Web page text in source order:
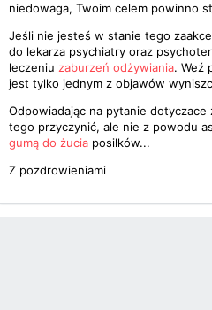
niedowaga, Twoim celem powinno
Jeśli nie jesteś w stanie tego
do lekarza psychiatry oraz
leczeniu zaburzeń odżywiania. Weź
jest tylko jednym z objawów
Odpowiadając na pytanie dotyczace
tego przyczynić, ale nie z powodu
gumą do żucia posiłków...
Z pozdrowieniami